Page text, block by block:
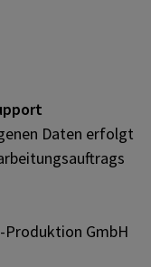
Daten erfolgt
GmbH